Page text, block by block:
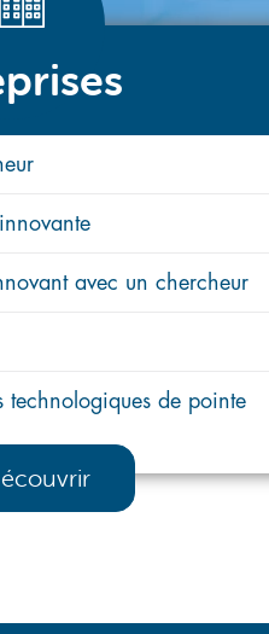
avec un chercheur
technologiques de pointe